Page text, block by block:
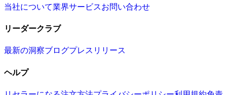
当社について業界サービスお問い合わせ
リーダークラブ
最新の洞察ブログプレスリリース
ヘルプ